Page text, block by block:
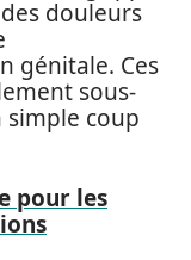
douleurs
génitale. Ces
sous-
simple coup
pour les